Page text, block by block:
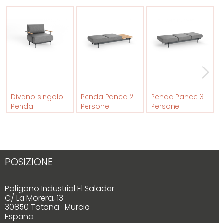
Divano singolo
Penda
Penda Panca 2
Persone
Penda Panca 3
Persone
POSIZIONE
Polígono Industrial El Saladar
C/ La Morera, 13
30850 Totana · Murcia
España